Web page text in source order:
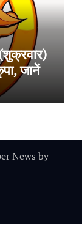
जानें
News by